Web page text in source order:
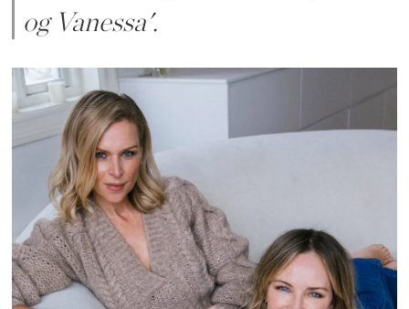
og Vanessa'.